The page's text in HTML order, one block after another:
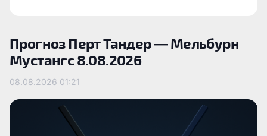
Прогноз Перт Тандер — Мельбурн
Мустангс 8.08.2026
08.08.2026 01:21